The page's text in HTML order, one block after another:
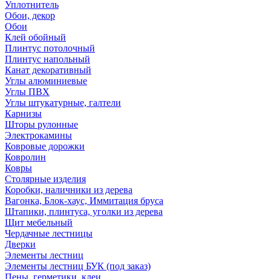
Уплотнитель
Обои, декор
Обои
Клей обойный
Плинтус потолочный
Плинтус напольный
Канат декоративный
Углы алюминиевые
Углы ПВХ
Углы штукатурные, галтели
Карнизы
Шторы рулонные
Электрокамины
Ковровые дорожки
Ковролин
Ковры
Столярные изделия
Коробки, наличники из дерева
Вагонка, Блок-хаус, Иммитация бруса
Штапики, плинтуса, уголки из дерева
Щит мебельный
Чердачные лестницы
Дверки
Элементы лестниц
Элементы лестниц БУК (под заказ)
Пены, герметики, клеи